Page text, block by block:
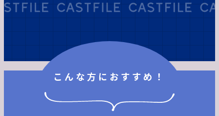
こんな方におすすめ！